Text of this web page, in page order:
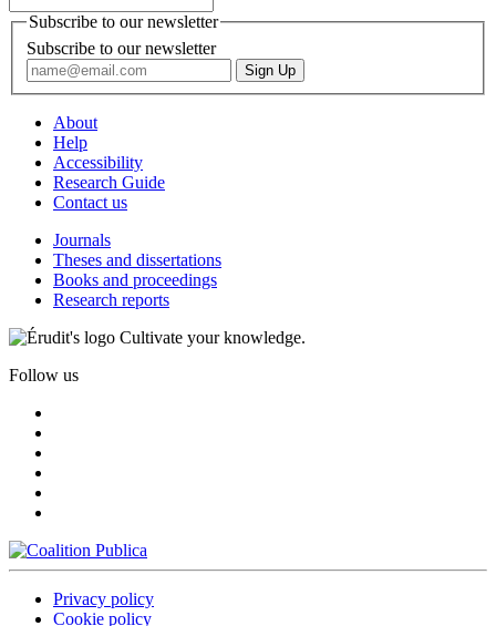
Subscribe to our newsletter
Subscribe to our newsletter
About
Help
Accessibility
Research Guide
Contact us
Journals
Theses and dissertations
Books and proceedings
Research reports
Cultivate your knowledge.
Follow us
Privacy policy
Cookie policy